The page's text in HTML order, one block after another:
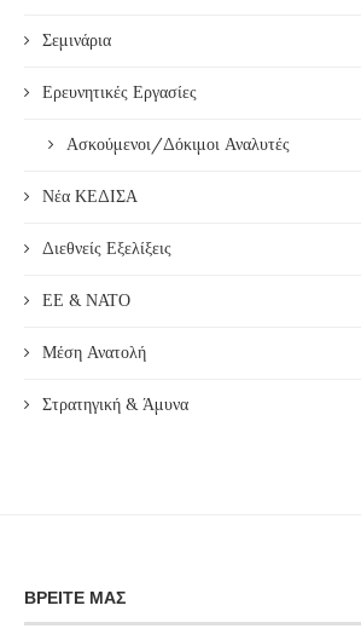
Σεμινάρια
Ερευνητικές Εργασίες
Ασκούμενοι/Δόκιμοι Αναλυτές
Νέα ΚΕΔΙΣΑ
Διεθνείς Εξελίξεις
ΕΕ & ΝΑΤΟ
Μέση Ανατολή
Στρατηγική & Άμυνα
ΒΡΕΊΤΕ ΜΑΣ